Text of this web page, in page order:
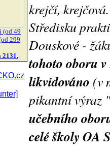
(od 49
299
2131.
krejčí,
Středisku
Douskové -
tohoto oboru
likvidováno (v
pikantní výraz "
učebního
celé školyOA